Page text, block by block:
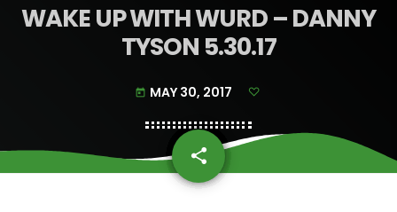
WAKE UP WITH WURD – DANNY
TYSON 5.30.17
today MAY 30, 2017
share
email